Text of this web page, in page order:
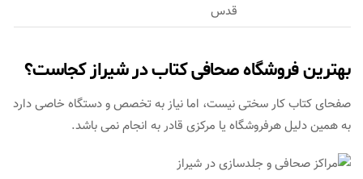
قدس
بهترین فروشگاه صحافی کتاب در شیراز کجاست؟
صفحای کتاب کار سختی نیست، اما نیاز به تخصص و دستگاه خاصی دارد
به همین دلیل هرفروشگاه یا مرکزی قادر به انجام نمی باشد.